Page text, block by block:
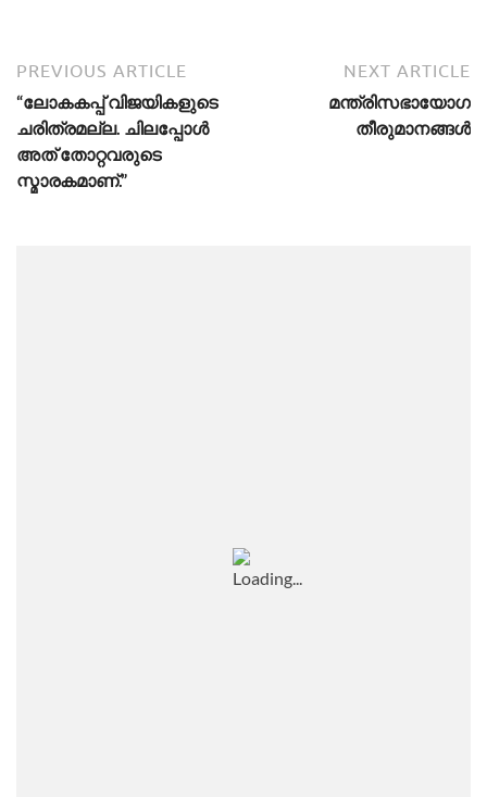
PREVIOUS ARTICLE
“ലോകകപ്പ് വിജയികളുടെ
ചരിത്രമല്ല. ചിലപ്പോൾ
അത് തോറ്റവരുടെ
സ്മാരകമാണ്.”
NEXT ARTICLE
മന്ത്രിസഭായോഗ
തീരുമാനങ്ങൾ